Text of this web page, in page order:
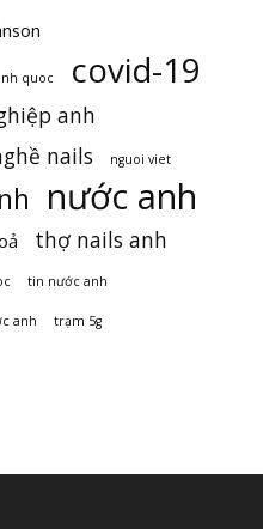
quoc covid-19
anh
nails nguoi viet
nước anh
thợ nails anh
tin nước anh
anh trạm 5g